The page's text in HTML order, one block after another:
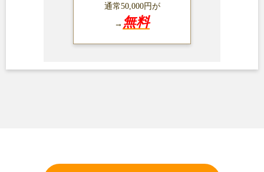
通常50,000円が
→ 無料